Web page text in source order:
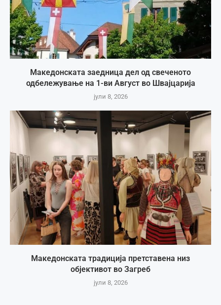
Македонската заедница дел од свеченото
одбележување на 1-ви Август во Швајцарија
јули 8, 2026
Македонската традиција претставена низ
објективот во Загреб
јули 8, 2026